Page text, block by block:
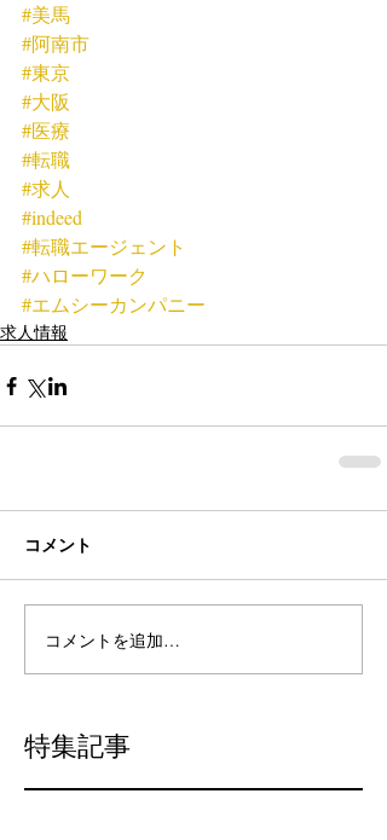
#美馬
#阿南市
#東京
#大阪
#医療
#転職
#求人
#indeed
#転職エージェント
#ハローワーク
#エムシーカンパニー
求人情報
コメント
コメントを追加…
特集記事